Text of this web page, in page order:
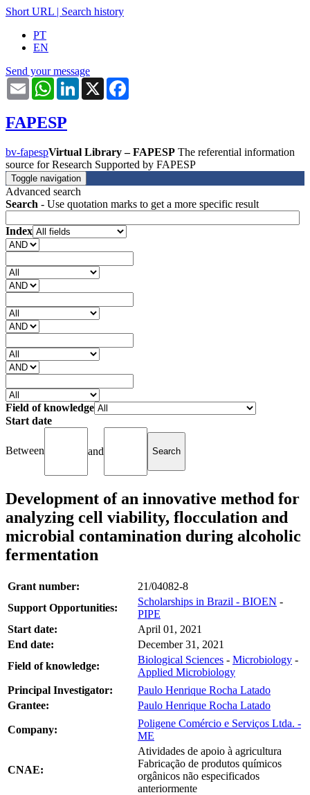
Short URL | Search history
PT
EN
Send your message
Email WhatsAppLinkedIn
X
FAPESP
bv-fapespVirtual Library – FAPESP The referential information
source for Research Supported by FAPESP
Toggle navigation
Advanced search
Search - Use quotation marks to get a more specific result
Index
Field of knowledge
Start date
Between and
Development of an innovative method for
analyzing cell viability, flocculation and
microbial contamination during alcoholic
fermentation
Grant number:
21/04082-8
Support Opportunities:
Scholarships in Brazil - BIOEN -
PIPE
Start date:
April 01, 2021
End date:
December 31, 2021
Field of knowledge:
Biological Sciences - Microbiology -
Applied Microbiology
Principal Investigator:
Paulo Henrique Rocha Latado
Grantee:
Paulo Henrique Rocha Latado
Company:
Poligene Comércio e Serviços Ltda. -
ME
CNAE:
Atividades de apoio à agricultura
Fabricação de produtos químicos
orgânicos não especificados
anteriormente